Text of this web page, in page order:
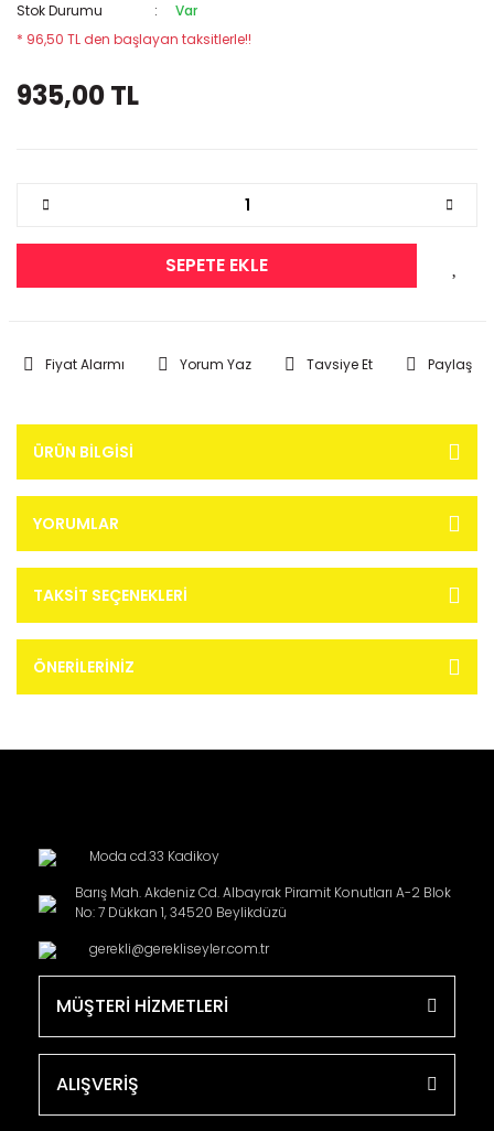
Stok Durumu
Var
* 96,50 TL den başlayan taksitlerle!!
935,00 TL
SEPETE EKLE
Fiyat Alarmı Yorum Yaz Tavsiye Et Paylaş
ÜRÜN BILGISI
YORUMLAR
TAKSIT SEÇENEKLERI
ÖNERILERINIZ
Moda cd.33 Kadikoy
Barış Mah. Akdeniz Cd. Albayrak Piramit Konutları A-2 Blok
No: 7 Dükkan 1, 34520 Beylikdüzü
gerekli@gerekliseyler.com.tr
MÜŞTERİ HİZMETLERİ
ALIŞVERİŞ